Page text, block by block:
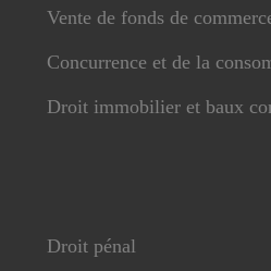
Vente de fonds de
Concurrence et de la
Droit immobilier et baux
Droit pénal